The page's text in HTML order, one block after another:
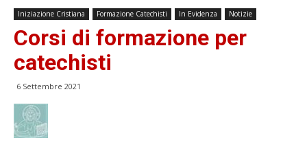
Iniziazione Cristiana Formazione Catechisti In Evidenza Notizie
Corsi di formazione per
catechisti
6 Settembre 2021